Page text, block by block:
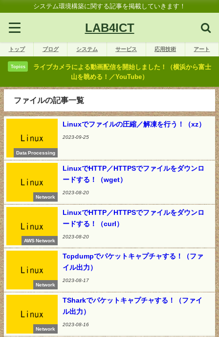
システム環境構築に関する記事を掲載していきます！
LAB4ICT
トップ ブログ システム サービス 応用技術 アート
Topics
ライブカメラによる動画配信を開始しました！（横浜から富士
山を眺める！／YouTube）
ファイルの記事一覧
Data Processing
Linuxでファイルの圧縮／解凍を行う！（xz）
2023-09-25
Network
LinuxでHTTP／HTTPSでファイルをダウンロ
ードする！（wget）
2023-08-20
AWS Network
LinuxでHTTP／HTTPSでファイルをダウンロ
ードする！（curl）
2023-08-20
Network
Tcpdumpでパケットキャプチャする！（ファ
イル出力）
2023-08-17
Network
TSharkでパケットキャプチャする！（ファイ
ル出力）
2023-08-16